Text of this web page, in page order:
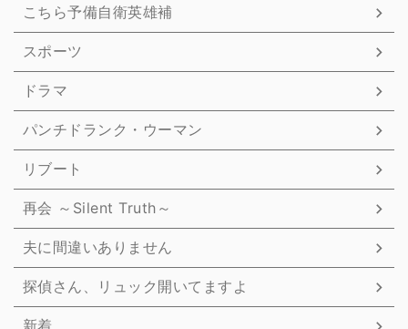
こちら予備自衛英雄補
スポーツ
ドラマ
パンチドランク・ウーマン
リブート
再会 ～Silent Truth～
夫に間違いありません
探偵さん、リュック開いてますよ